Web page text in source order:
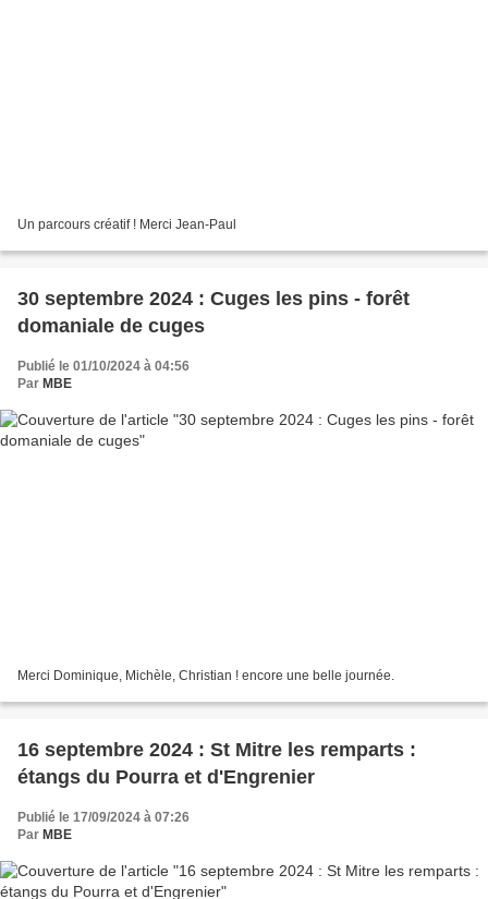
Un parcours créatif ! Merci Jean-Paul
30 septembre 2024 : Cuges les pins - forêt
domaniale de cuges
Publié le 01/10/2024 à 04:56
Par MBE
Merci Dominique, Michèle, Christian ! encore une belle journée.
16 septembre 2024 : St Mitre les remparts :
étangs du Pourra et d'Engrenier
Publié le 17/09/2024 à 07:26
Par MBE